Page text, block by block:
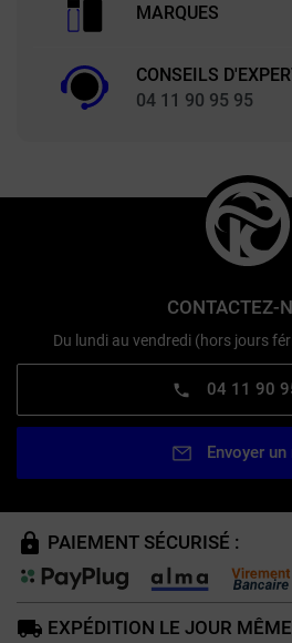
MARQUES
CONSEILS
04 11 90 95 95
CONTACTEZ-
Du lundi au vendredi (hors jours
04 11 90
Envoyer un
PAIEMENT SÉCURISÉ :
EXPÉDITION LE JOUR